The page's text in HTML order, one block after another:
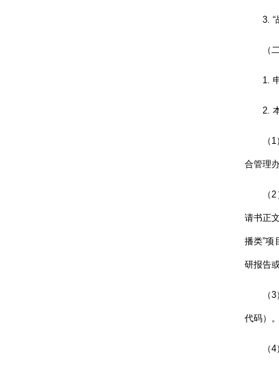
3. “战
（二
1. 申
2. 本
（1）
合管理
（2）
请书正
播类”项
研报告
（3）
代码）
（4）